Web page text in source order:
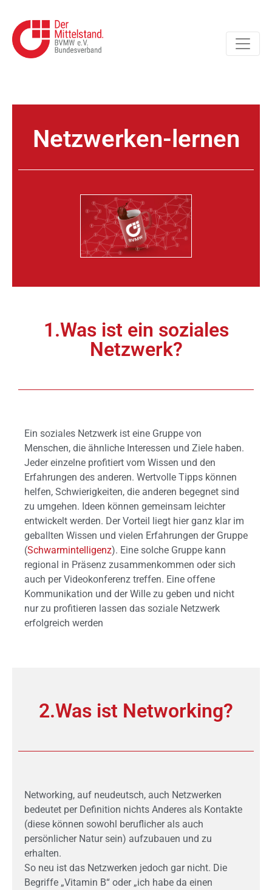
Netzwerken-lernen
1.Was ist ein soziales
Netzwerk?
Ein soziales Netzwerk ist eine Gruppe von
Menschen, die ähnliche Interessen und Ziele haben.
Jeder einzelne profitiert vom Wissen und den
Erfahrungen des anderen. Wertvolle Tipps können
helfen, Schwierigkeiten, die anderen begegnet sind
zu umgehen. Ideen können gemeinsam leichter
entwickelt werden. Der Vorteil liegt hier ganz klar im
geballten Wissen und vielen Erfahrungen der Gruppe
(Schwarmintelligenz). Eine solche Gruppe kann
regional in Präsenz zusammenkommen oder sich
auch per Videokonferenz treffen. Eine offene
Kommunikation und der Wille zu geben und nicht
nur zu profitieren lassen das soziale Netzwerk
erfolgreich werden
2.Was ist Networking?
Networking, auf neudeutsch, auch Netzwerken
bedeutet per Definition nichts Anderes als Kontakte
(diese können sowohl beruflicher als auch
persönlicher Natur sein) aufzubauen und zu
erhalten.
So neu ist das Netzwerken jedoch gar nicht. Die
Begriffe „Vitamin B“ oder „ich habe da einen